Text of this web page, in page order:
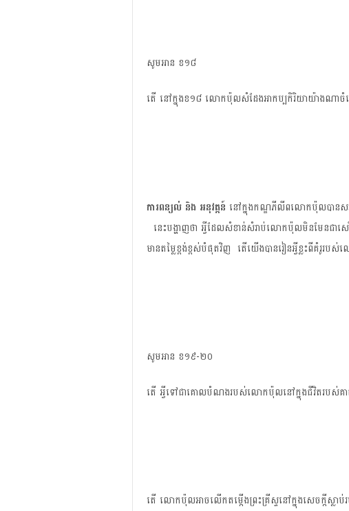
សូម​អាន​ ខ១៨
តើ​ នៅ​ក្នុង​ខ១៨ លោក​ប៉ុល​សំដែង​​អាកប្បកិរិយា​យ៉ាង​ណា​ចំ
ការ​ពន្យល់ និង អនុវត្តន៍​ នៅ​ក្នុង​កណ្ឌ​ភីលីព​លោក​ប៉ុល​បាន​សរ
នេះ​បង្ហាញ​ថា អ្វី​ដែល​សំខាន់​សំរាប់​លោក​ប៉ុល​មិន​មែន​ជា​សេ
មាន​តម្លៃ​ខ្ពង់​ខ្ពស់​បំផុត​វិញ តើ​យើង​បាន​រៀន​អ្វី​ខ្លះ​ពី​គំរូ​រប
សូម​អាន​ ខ១៩-២០
តើ អ្វីទៅ​ជាគោល​បំណង​របស់​លោក​ប៉ុល​នៅ​ក្នុង​ជីវិត​របស់​គ
តើ លោក​ប៉ុល​អាច​លើក​តម្កើង​ព្រះគ្រីស្ទ​នៅ​ក្នុង​សេចក្ដី​ស្លា